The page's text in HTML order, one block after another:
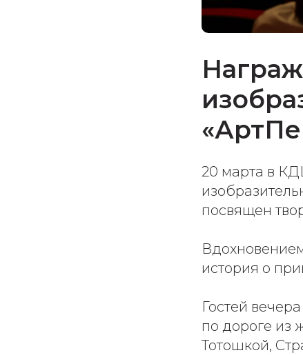
20 марта в
посвящен
история о
Гостей
по дороге из
Тотошкой,